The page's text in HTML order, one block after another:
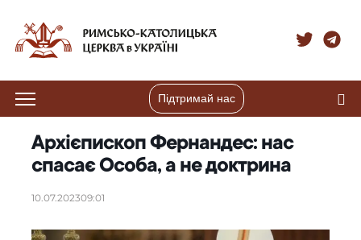
Підтримай нас
Архієпископ Фернандес: нас
спасає Особа, а не доктрина
10.07.202309:01